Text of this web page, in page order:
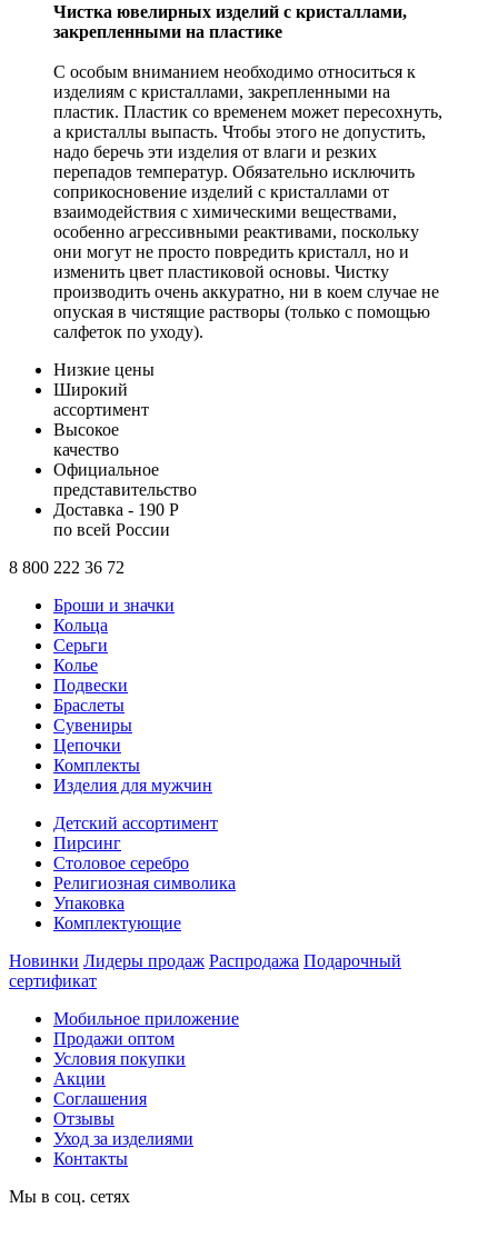
Чистка ювелирных изделий с кристаллами,
закрепленными на пластике
С особым вниманием необходимо относиться к
изделиям с кристаллами, закрепленными на
пластик. Пластик со временем может пересохнуть,
а кристаллы выпасть. Чтобы этого не допустить,
надо беречь эти изделия от влаги и резких
перепадов температур. Обязательно исключить
соприкосновение изделий с кристаллами от
взаимодействия с химическими веществами,
особенно агрессивными реактивами, поскольку
они могут не просто повредить кристалл, но и
изменить цвет пластиковой основы. Чистку
производить очень аккуратно, ни в коем случае не
опуская в чистящие растворы (только с помощью
салфеток по уходу).
Низкие цены
Широкий
ассортимент
Высокое
качество
Официальное
представительство
Доставка - 190 Р
по всей России
8 800 222 36 72
Броши и значки
Кольца
Серьги
Колье
Подвески
Браслеты
Сувениры
Цепочки
Комплекты
Изделия для мужчин
Детский ассортимент
Пирсинг
Столовое серебро
Религиозная символика
Упаковка
Комплектующие
Новинки Лидеры продаж Распродажа Подарочный
сертификат
Мобильное приложение
Продажи оптом
Условия покупки
Акции
Соглашения
Отзывы
Уход за изделиями
Контакты
Мы в соц. сетях